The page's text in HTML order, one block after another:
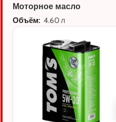
Моторное масло
Объём: 4.60 л